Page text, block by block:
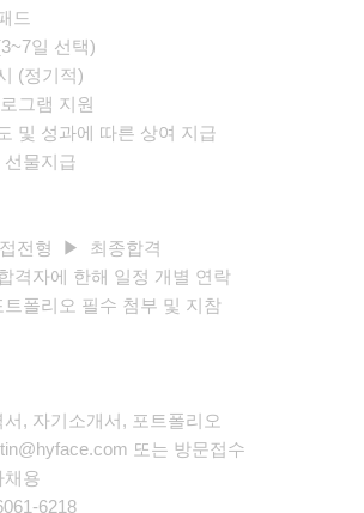
드
일 선택)
(정기적)
그램 지원
및 성과에 따른 상여 지급
물지급
전형 ▶ 최종합격
격자에 한해 일정 개별 연락
폴리오 필수 첨부 및 지참
, 자기소개서, 포트폴리오
또는 방문접수
용
6218